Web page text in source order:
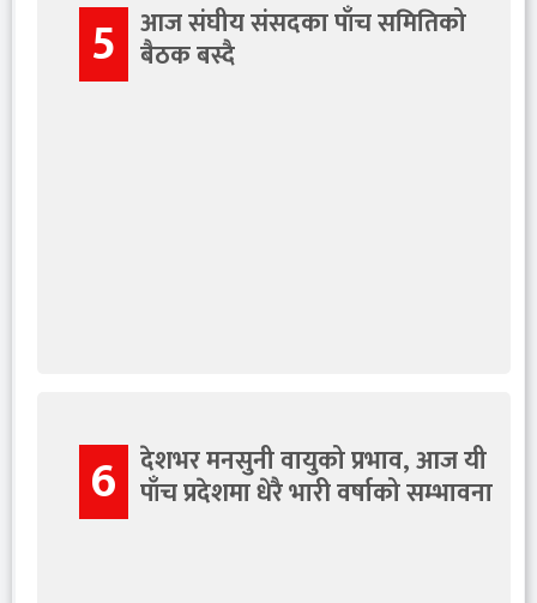
5 आज संघीय संसदका पाँच समितिको
बैठक बस्दै
6 देशभर मनसुनी वायुको प्रभाव, आज यी
पाँच प्रदेशमा धेरै भारी वर्षाको सम्भावना